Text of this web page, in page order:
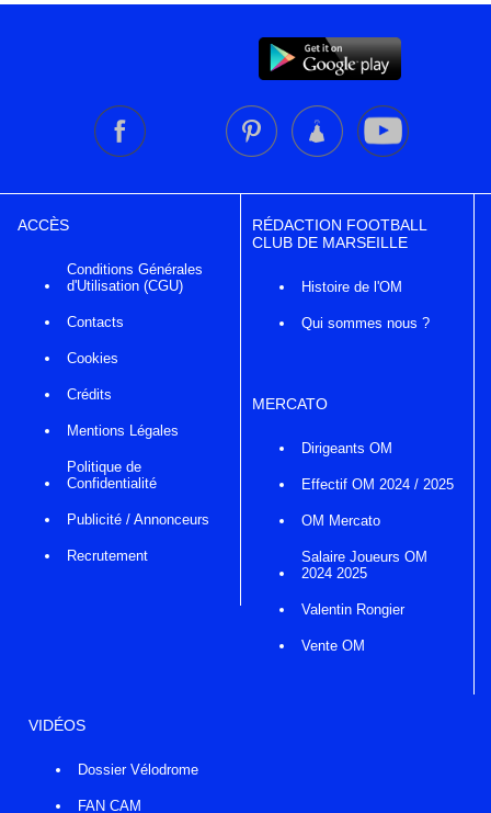
ACCÈS
Conditions Générales
d'Utilisation (CGU)
Contacts
Cookies
Crédits
Mentions Légales
Politique de
Confidentialité
Publicité / Annonceurs
Recrutement
RÉDACTION FOOTBALL
CLUB DE MARSEILLE
Histoire de l'OM
Qui sommes nous ?
MERCATO
Dirigeants OM
Effectif OM 2024 / 2025
OM Mercato
Salaire Joueurs OM
2024 2025
Valentin Rongier
Vente OM
VIDÉOS
Dossier Vélodrome
FAN CAM